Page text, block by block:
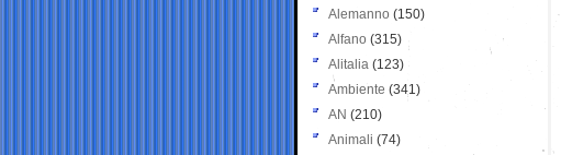
Alemanno (150)
Alfano (315)
Alitalia (123)
Ambiente (341)
AN (210)
Animali (74)